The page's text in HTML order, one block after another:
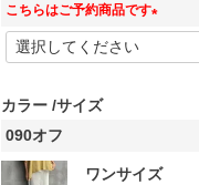
こちらはご予約商品です
必
カラー サイズ
090オフ
ワンサイズ